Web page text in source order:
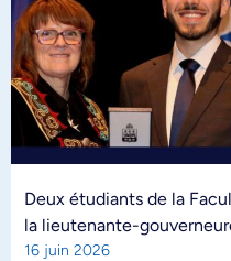
Deux étudiants de la
la lieutenante-
16 juin 2026